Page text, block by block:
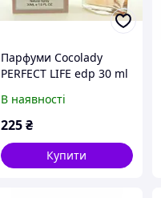
Парфуми Cocolady
PERFECT LIFE edp 30 ml
est Belle)
В наявності
225 ₴
Купити